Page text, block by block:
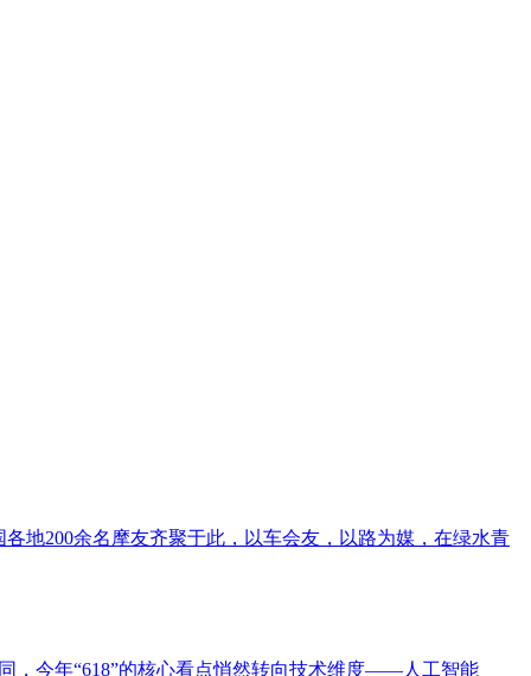
地200余名摩友齐聚于此，以车会友，以路为媒，在绿水青
，今年“618”的核心看点悄然转向技术维度——人工智能